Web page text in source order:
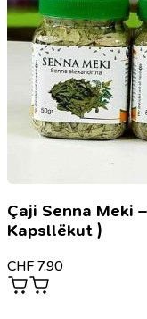
Çaji Senna Meki
Kapsllëkut )
CHF 7.90